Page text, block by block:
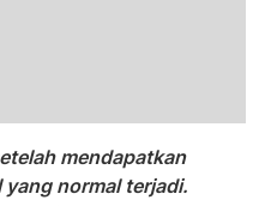
mendapatkan
yang normal terjadi.